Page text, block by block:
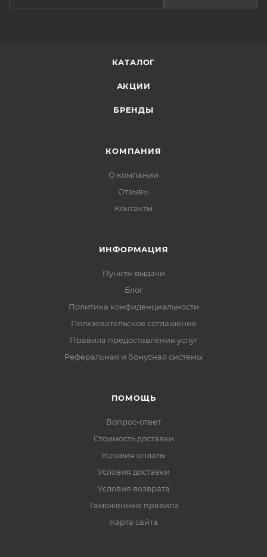
КАТАЛОГ
АКЦИИ
БРЕНДЫ
КОМПАНИЯ
О компании
Отзывы
Контакты
ИНФОРМАЦИЯ
Пункты выдачи
Блог
Политика конфиденциальности
Пользовательское соглашение
Правила предоставления услуг
Реферальная и бонусная системы
ПОМОЩЬ
Вопрос-ответ
Стоимость доставки
Условия оплаты
Условия доставки
Условия возврата
Таможенные правила
Карта сайта